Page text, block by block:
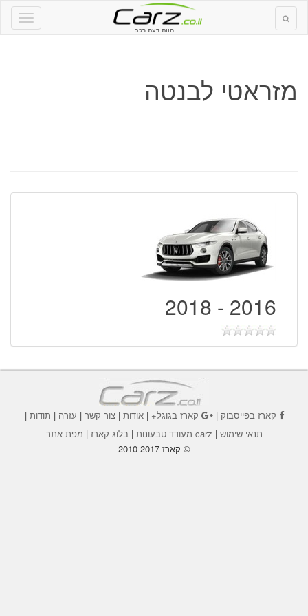
חוות דעת רכב
מזראטי לבנטה
2016 - 2018
קארז בפייסבוק| קארז בגוגל+|אודות |צור קשר | עזרה | תודות |
תנאי שימוש | carz מעודד טבעונות | בלוג קארז | מפת אתר
© קארז 2010-2017